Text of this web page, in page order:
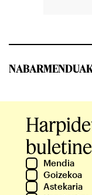
Mendia
Goizekoa
Astekaria